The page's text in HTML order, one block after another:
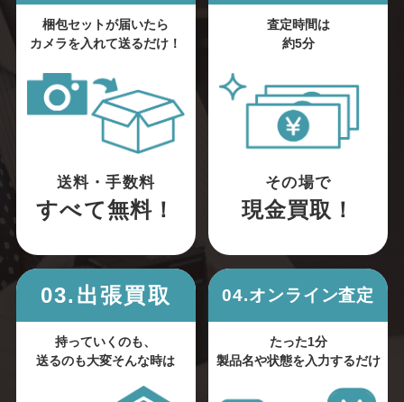
梱包セットが届いたら
カメラを入れて送るだけ！
送料・手数料
すべて無料！
査定時間は
約5分
その場で
現金買取！
03.出張買取
持っていくのも、
送るのも大変そんな時は
04.オンライン査定
たった1分
製品名や状態を入力するだけ